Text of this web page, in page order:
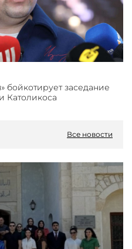
заседание
Католикоса
Все новости